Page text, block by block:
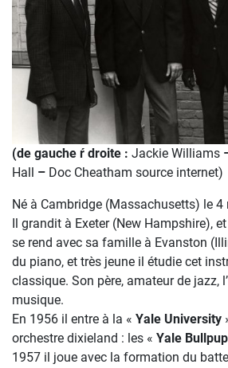
(de gauche ŕ droite : Jackie Williams
Hall – Doc Cheatham source internet)
Né à Cambridge (Massachusetts) le 4
Il grandit à Exeter (New Hampshire),
se rend avec sa famille à Evanston
du piano, et très jeune il étudie cet
classique. Son père, amateur de jazz,
musique.
En 1956 il entre à la « Yale University
orchestre dixieland : les « Yale
1957 il joue avec la formation du